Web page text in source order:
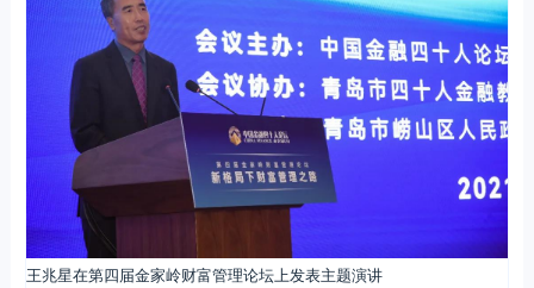
王兆星在第四届金家岭财富管理论坛上发表主题演讲